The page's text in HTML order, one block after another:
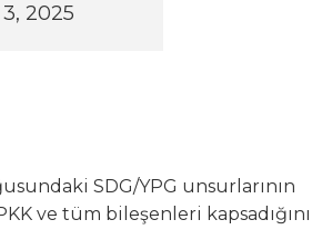
2025
SDG/YPG unsurlarının
ve tüm bileşenleri kapsadığını